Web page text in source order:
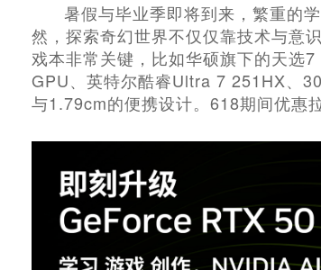
暑假与毕业季即将到来，繁重的
然，探索奇幻世界不仅仅靠技术与意
戏本非常关键，比如华硕旗下的天
GPU、英特尔酷睿Ultra 7 251HX、
与1.79cm的便携设计。618期间优惠